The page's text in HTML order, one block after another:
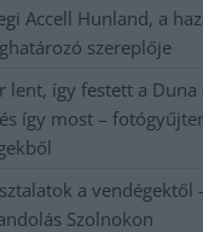
Accell Hunland, a
szereplője
lent, így festett a Duna
így most –
a vendégektől
Szolnokon